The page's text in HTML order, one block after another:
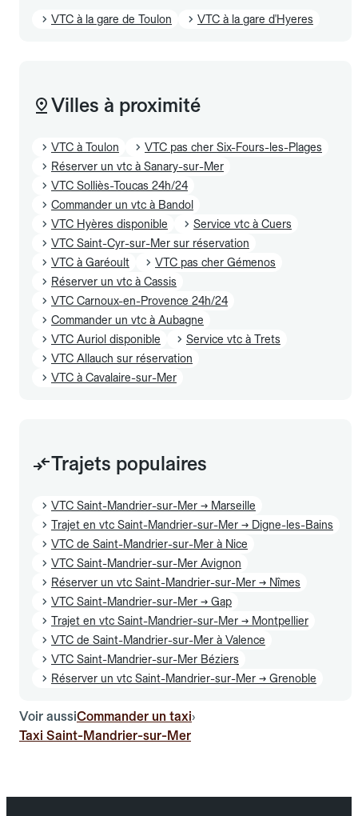
VTC à la gare de Toulon VTC à la gare d'Hyeres
Villes à proximité
VTC à Toulon
VTC pas cher Six-Fours-les-Plages
Réserver un vtc à Sanary-sur-Mer
VTC Solliès-Toucas 24h/24
Commander un vtc à Bandol
VTC Hyères disponible
Service vtc à Cuers
VTC Saint-Cyr-sur-Mer sur réservation
VTC à Garéoult
VTC pas cher Gémenos
Réserver un vtc à Cassis
VTC Carnoux-en-Provence 24h/24
Commander un vtc à Aubagne
VTC Auriol disponible
Service vtc à Trets
VTC Allauch sur réservation
VTC à Cavalaire-sur-Mer
Trajets populaires
VTC Saint-Mandrier-sur-Mer → Marseille
Trajet en vtc Saint-Mandrier-sur-Mer → Digne-les-Bains
VTC de Saint-Mandrier-sur-Mer à Nice
VTC Saint-Mandrier-sur-Mer Avignon
Réserver un vtc Saint-Mandrier-sur-Mer → Nîmes
VTC Saint-Mandrier-sur-Mer → Gap
Trajet en vtc Saint-Mandrier-sur-Mer → Montpellier
VTC de Saint-Mandrier-sur-Mer à Valence
VTC Saint-Mandrier-sur-Mer Béziers
Réserver un vtc Saint-Mandrier-sur-Mer → Grenoble
Voir aussiCommander un taxi›
Taxi Saint-Mandrier-sur-Mer